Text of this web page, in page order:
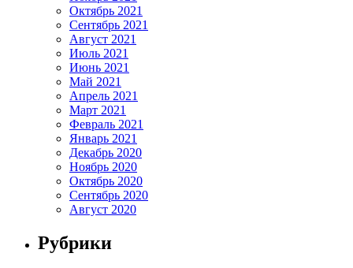
Октябрь 2021
Сентябрь 2021
Август 2021
Июль 2021
Июнь 2021
Май 2021
Апрель 2021
Март 2021
Февраль 2021
Январь 2021
Декабрь 2020
Ноябрь 2020
Октябрь 2020
Сентябрь 2020
Август 2020
Рубрики